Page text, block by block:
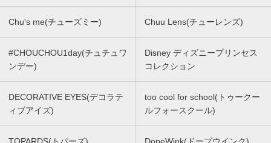
Chu's me(チューズミー) Chuu Lens(チューレンズ)
#CHOUCHOU1day(チュチュワ
ンデー)
Disney ディズニープリンセス
コレクション
DECORATIVE EYES(デコラテ
ィブアイズ)
too cool for school(トゥークー
ルフォースクール)